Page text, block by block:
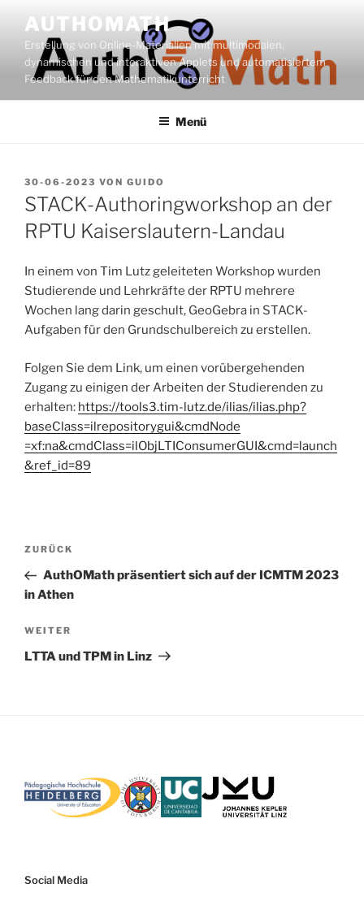
Inhalt
springen
AUTHOMATH
Erstellung von Online-Materialien mit multimodalen,
dynamischen und interaktiven Applets und automatisiertem
Feedback für den Mathematikunterricht
Menü
VERÖFFENTLICHT
AM
30-06-2023 VON GUIDO
STACK-Authoringworkshop an der
RPTU Kaiserslautern-Landau
In einem von Tim Lutz geleiteten Workshop wurden
Studierende und Lehrkräfte der RPTU mehrere
Wochen lang darin geschult, GeoGebra in STACK-
Aufgaben für den Grundschulbereich zu erstellen.
Folgen Sie dem Link, um einen vorübergehenden
Zugang zu einigen der Arbeiten der Studierenden zu
erhalten: https://tools3.tim-lutz.de/ilias/ilias.php?
baseClass=ilrepositorygui&cmdNode
=xf:na&cmdClass=ilObjLTIConsumerGUI&cmd=launch
&ref_id=89
Beitragsnavigation
Vorheriger
Beitrag
ZURÜCK
AuthOMath präsentiert sich auf der ICMTM 2023
in Athen
Nächster
Beitrag
WEITER
LTTA und TPM in Linz
Social Media